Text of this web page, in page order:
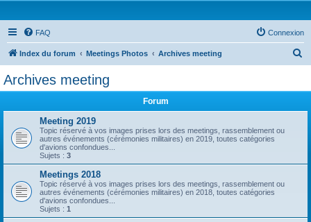
FAQ Connexion
Index du forum Meetings Photos Archives meeting
Archives meeting
Forum
Meeting 2019
Topic réservé à vos images prises lors des meetings, rassemblement ou
autres événements (cérémonies militaires) en 2019, toutes catégories
d'avions confondues...
Sujets : 3
Meetings 2018
Topic réservé à vos images prises lors des meetings, rassemblement ou
autres événements (cérémonies militaires) en 2018, toutes catégories
d'avions confondues...
Sujets : 1